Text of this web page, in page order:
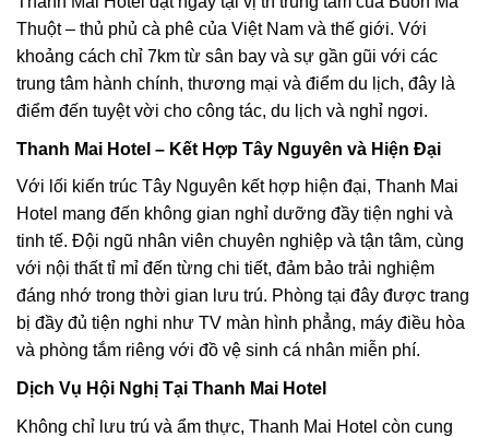
Thuột – thủ phủ cà phê của Việt Nam và thế giới. Với
khoảng cách chỉ 7km từ sân bay và sự gần gũi với các
trung tâm hành chính, thương mại và điểm du lịch, đây là
điểm đến tuyệt vời cho công tác, du lịch và nghỉ ngơi.
Thanh Mai Hotel – Kết Hợp Tây Nguyên và Hiện Đại
Với lối kiến trúc Tây Nguyên kết hợp hiện đại, Thanh Mai
Hotel mang đến không gian nghỉ dưỡng đầy tiện nghi và
tinh tế. Đội ngũ nhân viên chuyên nghiệp và tận tâm, cùng
với nội thất tỉ mỉ đến từng chi tiết, đảm bảo trải nghiệm
đáng nhớ trong thời gian lưu trú. Phòng tại đây được trang
bị đầy đủ tiện nghi như TV màn hình phẳng, máy điều hòa
và phòng tắm riêng với đồ vệ sinh cá nhân miễn phí.
Dịch Vụ Hội Nghị Tại Thanh Mai Hotel
Không chỉ lưu trú và ẩm thực, Thanh Mai Hotel còn cung